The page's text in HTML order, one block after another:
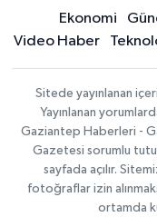
Ekonomi
Video Haber
Sitede yayınlanan
Yayınlanan
Gaziantep Haberleri -
Gazetesi sorumlu
sayfada açılır.
fotoğraflar izin
ortamda